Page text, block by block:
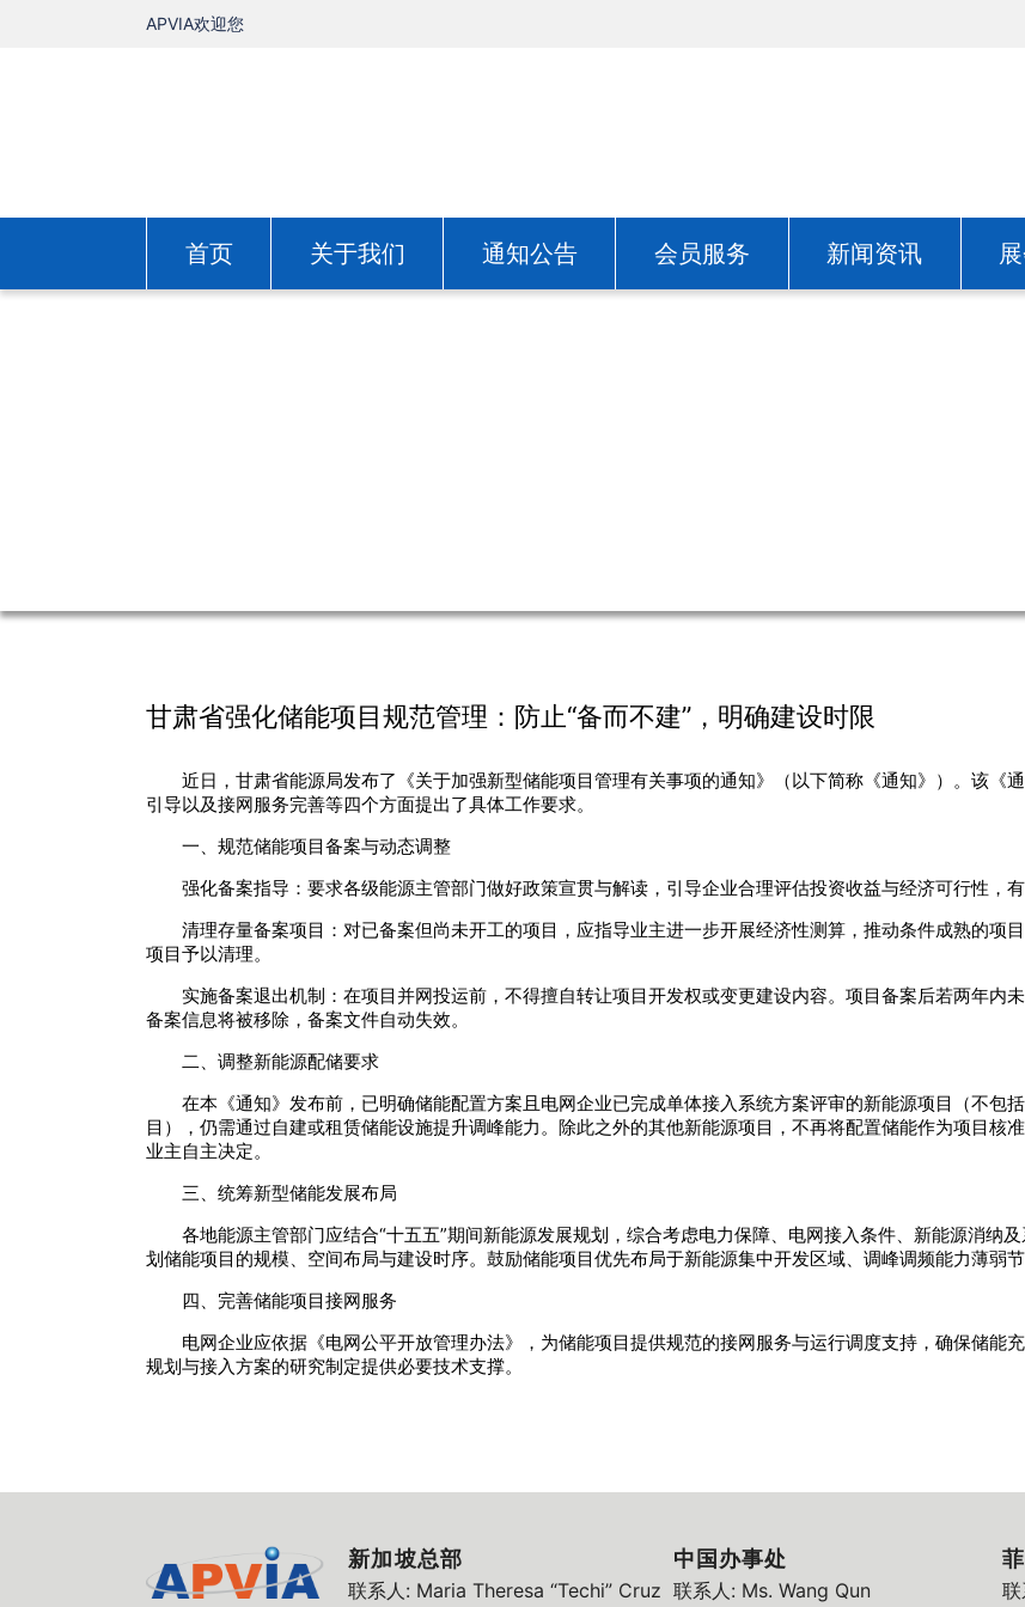
APVIA欢迎您
首页 关于我们 通知公告 会员服务 新闻资讯
甘肃省强化储能项目规范管理：防止“备而不建”，明确建设时限
近日，甘肃省能源局发布了《关于加强新型储能项目管理有关事项的通知》（以下简称《通知》）。该《
引导以及接网服务完善等四个方面提出了具体工作要求。
一、规范储能项目备案与动态调整
强化备案指导：要求各级能源主管部门做好政策宣贯与解读，引导企业合理评估投资收益与经济可行性，
清理存量备案项目：对已备案但尚未开工的项目，应指导业主进一步开展经济性测算，推动条件成熟的项
项目予以清理。
实施备案退出机制：在项目并网投运前，不得擅自转让项目开发权或变更建设内容。项目备案后若两年内
备案信息将被移除，备案文件自动失效。
二、调整新能源配储要求
在本《通知》发布前，已明确储能配置方案且电网企业已完成单体接入系统方案评审的新能源项目（不包
目），仍需通过自建或租赁储能设施提升调峰能力。除此之外的其他新能源项目，不再将配置储能作为项目核
业主自主决定。
三、统筹新型储能发展布局
各地能源主管部门应结合“十五五”期间新能源发展规划，综合考虑电力保障、电网接入条件、新能源消纳
划储能项目的规模、空间布局与建设时序。鼓励储能项目优先布局于新能源集中开发区域、调峰调频能力薄弱
四、完善储能项目接网服务
电网企业应依据《电网公平开放管理办法》，为储能项目提供规范的接网服务与运行调度支持，确保储能
规划与接入方案的研究制定提供必要技术支撑。
新加坡总部
联系人: Maria Theresa “Techi” Cruz
中国办事处
联系人: Ms. Wang Qun